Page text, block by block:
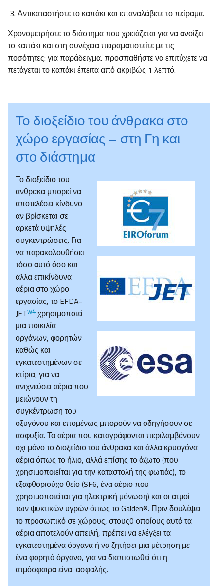
Αντικαταστήστε το καπάκι και επαναλάβετε το πείραμα.
Χρονομετρήστε το διάστημα που χρειάζεται για να ανοίξει
το καπάκι και στη συνέχεια πειραματιστείτε με τις
ποσότητες: για παράδειγμα, προσπαθήστε να επιτύχετε να
πετάγεται το καπάκι έπειτα από ακριβώς 1 λεπτό.
Το διοξείδιο του άνθρακα στο
χώρο εργασίας – στη Γη και
στο διάστημα
Το διοξείδιο του
άνθρακα μπορεί να
αποτελέσει κίνδυνο
αν βρίσκεται σε
αρκετά υψηλές
συγκεντρώσεις. Για
να παρακολουθήσει
τόσο αυτό όσο και
άλλα επικίνδυνα
αέρια στο χώρο
εργασίας, το EFDA-
JETw4 χρησιμοποιεί
μια ποικιλία
οργάνων, φορητών
καθώς και
εγκατεστημένων σε
κτίρια, για να
ανιχνεύσει αέρια που
μειώνουν τη
συγκέντρωση του
οξυγόνου και επομένως μπορούν να οδηγήσουν σε
ασφυξία. Τα αέρια που καταγράφονται περιλαμβάνουν
όχι μόνο το διοξείδιο του άνθρακα και άλλα κρυογόνα
αέρια όπως το ήλιο, αλλά επίσης το άζωτο (που
χρησιμοποιείται για την καταστολή της φωτιάς), το
εξαφθοριούχο θείο (SF6, ένα αέριο που
χρησιμοποιείται για ηλεκτρική μόνωση) και οι ατμοί
των ψυκτικών υγρών όπως το Galden®. Πριν δουλέψει
το προσωπικό σε χώρους, στους0 οποίους αυτά τα
αέρια αποτελούν απειλή, πρέπει να ελέγξει τα
εγκατεστημένα όργανα ή να ζητήσει μια μέτρηση με
ένα φορητό όργανο, για να διαπιστωθεί ότι η
ατμόσφαιρα είναι ασφαλής.